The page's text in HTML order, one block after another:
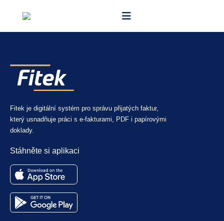
Fitek je digitální systém pro správu přijatých faktur,
který usnadňuje práci s e-fakturami, PDF i papírovými
doklady.
Stáhněte si aplikaci